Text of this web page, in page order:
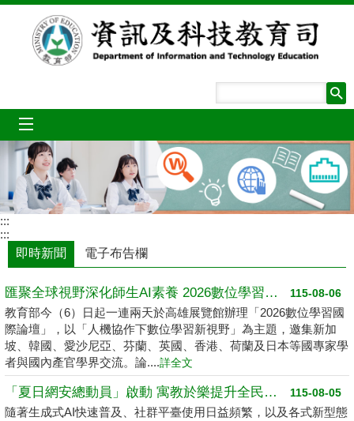
跳到主要內容區塊
:::
:::
即時新聞
電子布告欄
115-08-06
匯聚全球視野深化師生AI素養 2026數位學習國際論壇高雄登場
教育部今（6）日起一連兩天於高雄展覽館辦理「2026數位學習國
際論壇」，以「人機協作下數位學習新視野」為主題，邀集新加
坡、韓國、愛沙尼亞、芬蘭、英國、香港、荷蘭及日本等國專家學
者與國內產官學界交流。論....詳全文
115-08-05
「夏日網安總動員」啟動 寓教於樂提升全民數位素養
隨著生成式AI快速普及、社群平臺使用日益頻繁，以及各式新型態